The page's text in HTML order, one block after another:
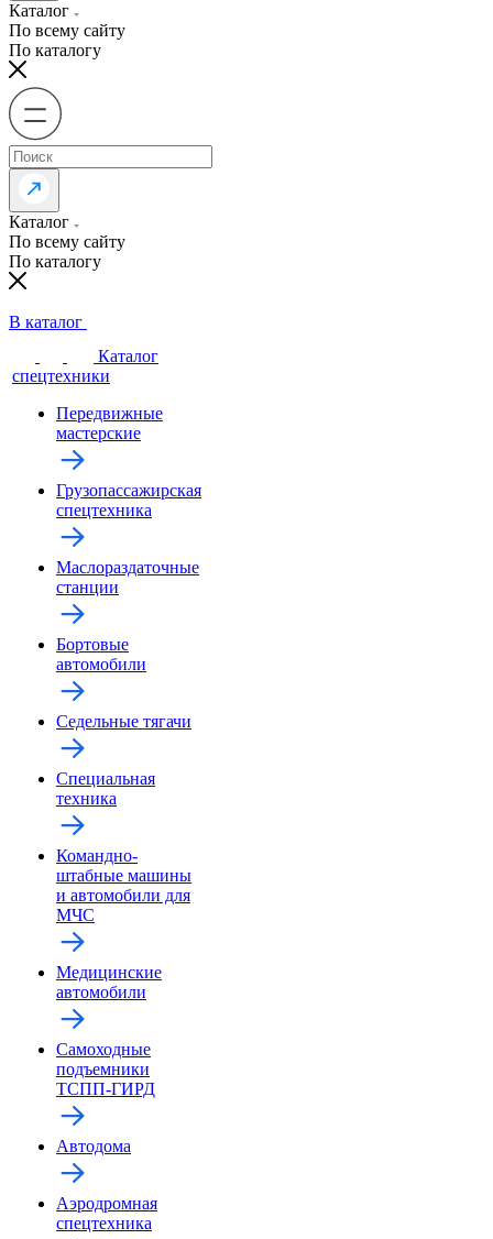
Каталог
По всему сайту
По каталогу
Каталог
По всему сайту
По каталогу
В каталог
Каталог
спецтехники
Передвижные
мастерские
Грузопассажирская
спецтехника
Маслораздаточные
станции
Бортовые
автомобили
Седельные тягачи
Специальная
техника
Командно-
штабные машины
и автомобили для
МЧС
Медицинские
автомобили
Самоходные
подъемники
ТСПП-ГИРД
Автодома
Аэродромная
спецтехника